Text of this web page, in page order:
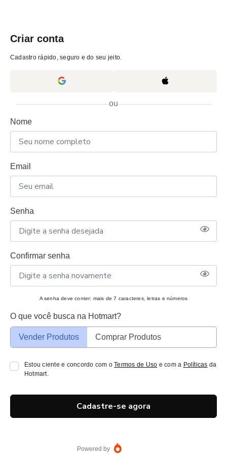
Criar conta
Cadastro rápido, seguro e do seu jeito.
ou
Nome
Email
Senha
Confirmar senha
A senha deve conter: mais de 7 caracteres, letras e números
O que você busca na Hotmart?
Vender Produtos Comprar Produtos
Estou ciente e concordo com oTermos de Uso e com a Políticas da
Hotmart.
Cadastre-se agora
Powered by